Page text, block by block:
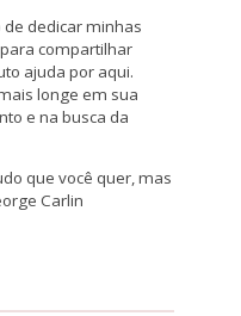
de dedicar minhas
compartilhar
ajuda por aqui.
longe em sua
e na busca da
que você quer, mas
Carlin